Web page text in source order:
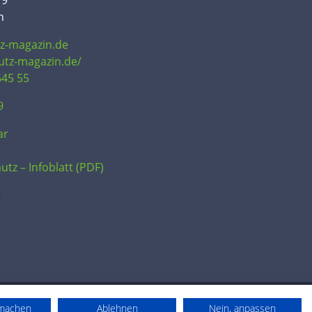
magazin.de
magazin.de/
55
– Infoblatt (PDF)
Ablehnen Nein, anpassen